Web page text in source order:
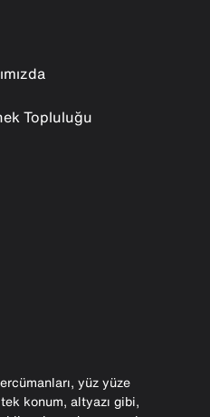
Topluluğu
yüz yüze
konum, altyazı gibi,